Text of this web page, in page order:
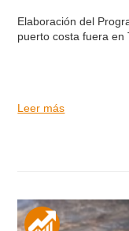
Elaboración del
puerto costa fuera en
Leer más